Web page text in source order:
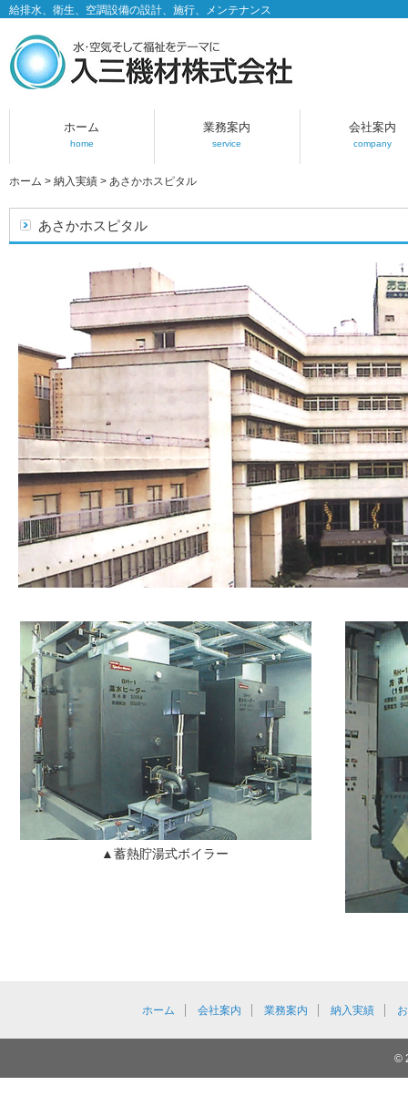
給排水、衛生、空調設備の設計、施行、メンテナンス
ホーム
home
業務案内
service
会社案内
company
ホーム > 納入実績 > あさかホスピタル
あさかホスピタル
▲蓄熱貯湯式ボイラー
ホーム 会社案内 業務案内 納入実績
©